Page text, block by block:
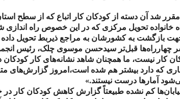
شد آن‌ دسته از کودکان کار اتباع که از سطح
تحویل مرکزی که در این خصوص راه اندازی
بازگشت به کشورشان به مراجع ذیربط تحویل داده
قبل‌تر سیدحسن موسوی چلک، رئیس انجمن
کار نیست، ما همچنان شاهد نشانه‌های کار کودکان
که دارد بیشتر هم شده است،امروز گزارش‌های
آمارها درست نیستند.»
کم نشده طبیعتاً گزارش کاهش کودکان کار در